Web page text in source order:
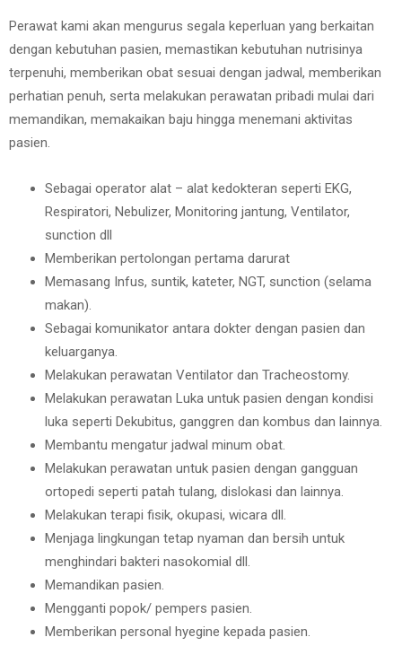
Perawat kami akan mengurus segala keperluan yang berkaitan
dengan kebutuhan pasien, memastikan kebutuhan nutrisinya
terpenuhi, memberikan obat sesuai dengan jadwal, memberikan
perhatian penuh, serta melakukan perawatan pribadi mulai dari
memandikan, memakaikan baju hingga menemani aktivitas
pasien.
Sebagai operator alat – alat kedokteran seperti EKG,
Respiratori, Nebulizer, Monitoring jantung, Ventilator,
sunction dll
Memberikan pertolongan pertama darurat
Memasang Infus, suntik, kateter, NGT, sunction (selama
makan).
Sebagai komunikator antara dokter dengan pasien dan
keluarganya.
Melakukan perawatan Ventilator dan Tracheostomy.
Melakukan perawatan Luka untuk pasien dengan kondisi
luka seperti Dekubitus, ganggren dan kombus dan lainnya.
Membantu mengatur jadwal minum obat.
Melakukan perawatan untuk pasien dengan gangguan
ortopedi seperti patah tulang, dislokasi dan lainnya.
Melakukan terapi fisik, okupasi, wicara dll.
Menjaga lingkungan tetap nyaman dan bersih untuk
menghindari bakteri nasokomial dll.
Memandikan pasien.
Mengganti popok/ pempers pasien.
Memberikan personal hyegine kepada pasien.